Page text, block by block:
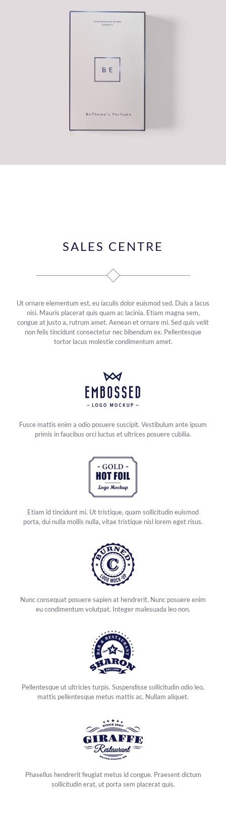
SALES CENTRE
Ut ornare elementum est, eu iaculis dolor euismod sed. Duis a lacus
nisi. Mauris placerat quis quam ac lacinia. Etiam magna sem,
congue at justo a, rutrum amet. Aenean et ornare mi. Sed quis velit
non felis tincidunt consectetur nec bibendum ex. Pellentesque
tortor lacus molestie condimentum amet.
Fusce mattis enim a odio posuere suscipit. Vestibulum ante ipsum
primis in faucibus orci luctus et ultrices posuere cubilia.
Etiam id tincidunt mi. Ut tristique, quam sollicitudin euismod
porta, dui nulla mollis nulla, vitae tristique nisl lorem eget risus.
Nunc consequat posuere sapien at hendrerit. Nunc posuere enim
eu condimentum volutpat. Integer malesuada leo non.
Pellentesque ut ultricies turpis. Suspendisse sollicitudin odio leo,
mattis pellentesque metus mattis ac. Nullam aliquet.
Phasellus hendrerit feugiat metus id congue. Praesent dictum
sollicitudin erat, ut porta sem placerat quis.